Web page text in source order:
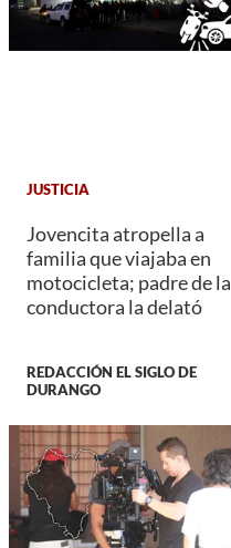
JUSTICIA
Jovencita atropella a
familia que viajaba en
motocicleta; padre de la
conductora la delató
REDACCIÓN EL SIGLO DE
DURANGO